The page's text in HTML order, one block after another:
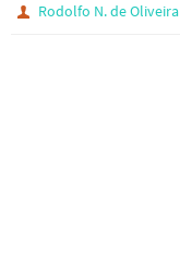
Rodolfo N. de Oliveira